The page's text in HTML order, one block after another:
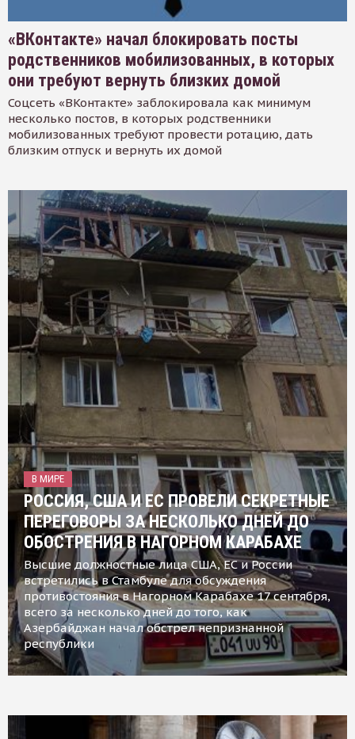
«ВКонтакте» начал блокировать посты
родственников мобилизованных, в которых
они требуют вернуть близких домой
Соцсеть «ВКонтакте» заблокировала как минимум
несколько постов, в которых родственники
мобилизованных требуют провести ротацию, дать
близким отпуск и вернуть их домой
В МИРЕ
РОССИЯ, США И ЕС ПРОВЕЛИ СЕКРЕТНЫЕ
ПЕРЕГОВОРЫ ЗА НЕСКОЛЬКО ДНЕЙ ДО
ОБОСТРЕНИЯ В НАГОРНОМ КАРАБАХЕ
Высшие должностные лица США, ЕС и России
встретились в Стамбуле для обсуждения
противостояния в Нагорном Карабахе 17 сентября,
всего за несколько дней до того, как
Азербайджан начал обстрел непризнанной
республики